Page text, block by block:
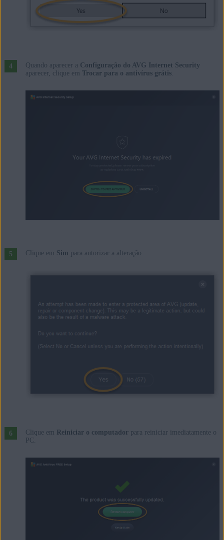
Quando aparecer a Configuração do AVG Internet Security
aparecer, clique em Trocar para o antivírus grátis.
Clique em Sim para autorizar a alteração.
Clique em Reiniciar o computadorpara reiniciar imediatamente o
PC.